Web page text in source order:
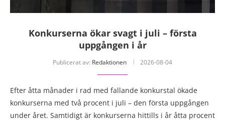
Konkurserna ökar svagt i juli – första
uppgången i år
Publicerat av: Redaktionen 2026-08-04
Efter åtta månader i rad med fallande konkurstal ökade
konkurserna med två procent i juli – den första uppgången
under året. Samtidigt är konkurserna hittills i år åtta procent